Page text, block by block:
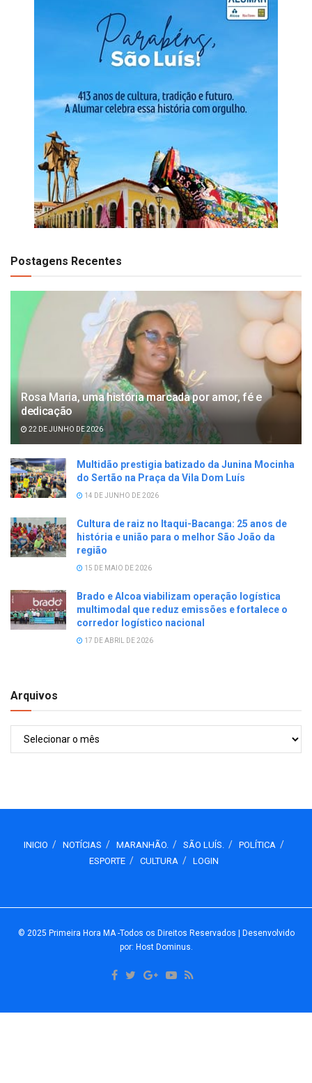
Postagens Recentes
Rosa Maria, uma história marcada por amor, fé e
dedicação
22 DE JUNHO DE 2026
Multidão prestigia batizado da Junina Mocinha
do Sertão na Praça da Vila Dom Luís
14 DE JUNHO DE 2026
Cultura de raiz no Itaqui-Bacanga: 25 anos de
história e união para o melhor São João da
região
15 DE MAIO DE 2026
Brado e Alcoa viabilizam operação logística
multimodal que reduz emissões e fortalece o
corredor logístico nacional
17 DE ABRIL DE 2026
Arquivos
INICIO NOTÍCIAS MARANHÃO. SÃO LUÍS.
POLÍTICA
ESPORTE
CULTURA LOGIN
© 2025 Primeira Hora MA-Todos os Direitos Reservados
| Desenvolvido
por: Host Dominus.